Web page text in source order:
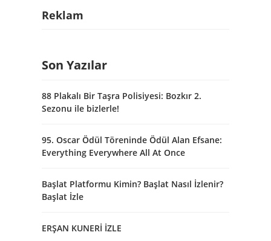
Reklam
Son Yazılar
88 Plakalı Bir Taşra Polisiyesi: Bozkır 2.
Sezonu ile bizlerle!
95. Oscar Ödül Töreninde Ödül Alan Efsane:
Everything Everywhere All At Once
Başlat Platformu Kimin? Başlat Nasıl İzlenir?
Başlat İzle
ERŞAN KUNERİ İZLE